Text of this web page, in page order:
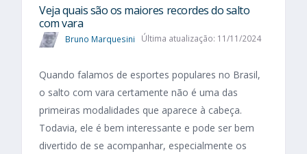
Veja quais são os maiores recordes do salto
com vara
Bruno Marquesini Última atualização: 11/11/2024
Quando falamos de esportes populares no Brasil,
o salto com vara certamente não é uma das
primeiras modalidades que aparece à cabeça.
Todavia, ele é bem interessante e pode ser bem
divertido de se acompanhar, especialmente os